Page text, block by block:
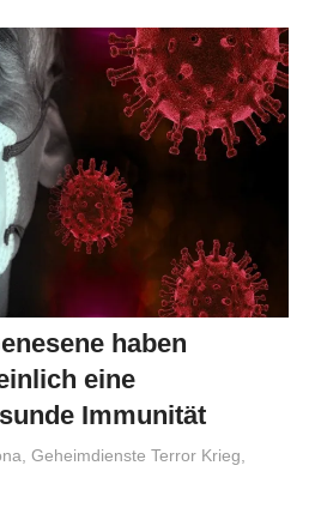
haben
eine
Immunität
,Geheimdienste Terror Krieg